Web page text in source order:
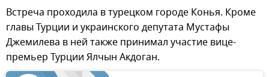
Встреча проходила в турецком городе Конья. Кроме
главы Турции и украинского депутата Мустафы
Джемилева в ней также принимал участие вице-
премьер Турции Ялчын Акдоган.